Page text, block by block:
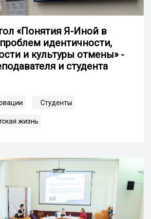
«Понятия Я-Иной в
идентичности,
и культуры отмены» -
и студента
Студенты
жизнь